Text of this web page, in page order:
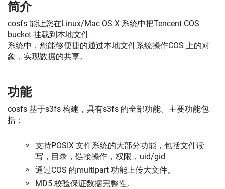
简介
cosfs 能让您在Linux/Mac OS X 系统中把Tencent COS
bucket 挂载到本地文件
系统中，您能够便捷的通过本地文件系统操作COS 上的对
象，实现数据的共享。
功能
cosfs 基于s3fs 构建，具有s3fs 的全部功能。主要功能包
括：
支持POSIX 文件系统的大部分功能，包括文件读
写，目录，链接操作，权限，uid/gid
通过COS 的multipart 功能上传大文件。
MD5 校验保证数据完整性。